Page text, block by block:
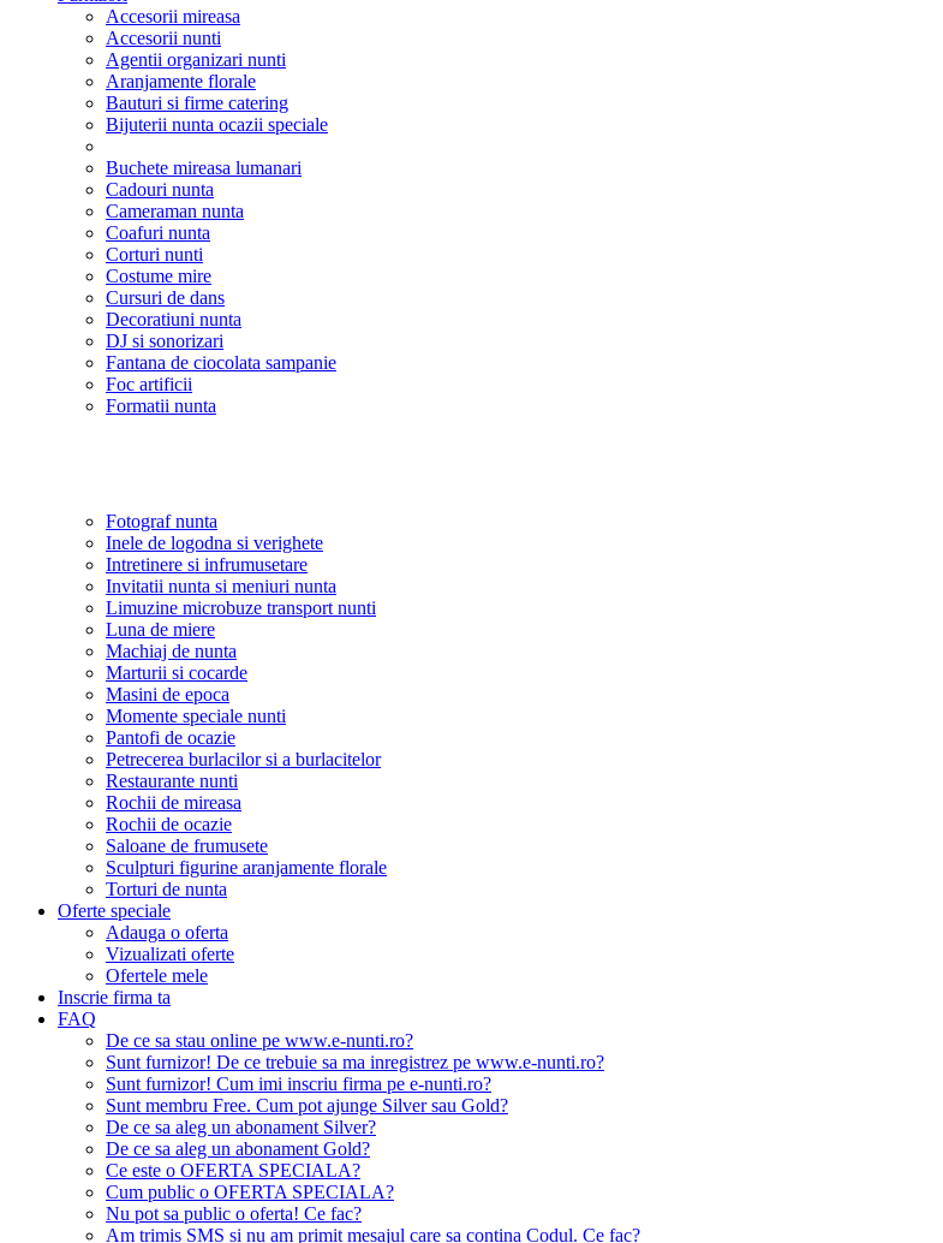
Accesorii mireasa
Accesorii nunti
Agentii organizari nunti
Aranjamente florale
Bauturi si firme catering
Bijuterii nunta ocazii speciale
Buchete mireasa lumanari
Cadouri nunta
Cameraman nunta
Coafuri nunta
Corturi nunti
Costume mire
Cursuri de dans
Decoratiuni nunta
DJ si sonorizari
Fantana de ciocolata sampanie
Foc artificii
Formatii nunta
Fotograf nunta
Inele de logodna si verighete
Intretinere si infrumusetare
Invitatii nunta si meniuri nunta
Limuzine microbuze transport nunti
Luna de miere
Machiaj de nunta
Marturii si cocarde
Masini de epoca
Momente speciale nunti
Pantofi de ocazie
Petrecerea burlacilor si a burlacitelor
Restaurante nunti
Rochii de mireasa
Rochii de ocazie
Saloane de frumusete
Sculpturi figurine aranjamente florale
Torturi de nunta
Oferte speciale
Adauga o oferta
Vizualizati oferte
Ofertele mele
Inscrie firma ta
FAQ
De ce sa stau online pe www.e-nunti.ro?
Sunt furnizor! De ce trebuie sa ma inregistrez pe www.e-nunti.ro?
Sunt furnizor! Cum imi inscriu firma pe e-nunti.ro?
Sunt membru Free. Cum pot ajunge Silver sau Gold?
De ce sa aleg un abonament Silver?
De ce sa aleg un abonament Gold?
Ce este o OFERTA SPECIALA?
Cum public o OFERTA SPECIALA?
Nu pot sa public o oferta! Ce fac?
Am trimis SMS si nu am primit mesajul care sa contina Codul. Ce fac?